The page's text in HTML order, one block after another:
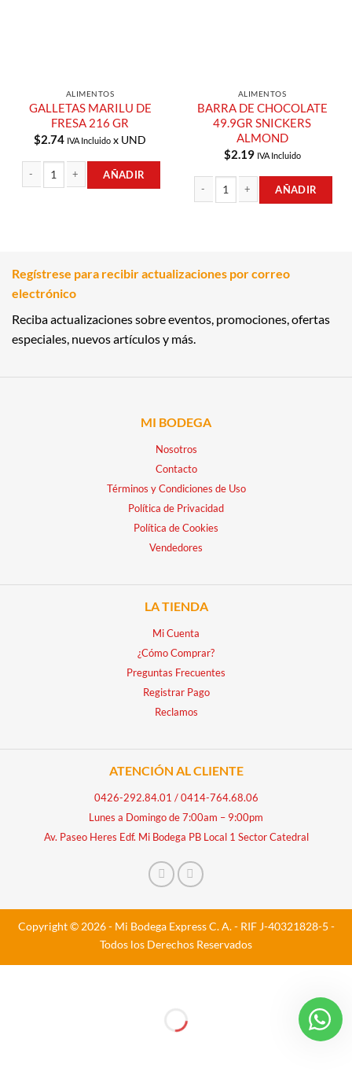
ALIMENTOS
GALLETAS MARILU DE
FRESA 216 GR
$2.74 IVA Incluido x UND
AÑADIR
ALIMENTOS
BARRA DE CHOCOLATE
49.9GR SNICKERS
ALMOND
$2.19 IVA Incluido
AÑADIR
Regístrese para recibir actualizaciones por correo
electrónico
Reciba actualizaciones sobre eventos, promociones, ofertas
especiales, nuevos artículos y más.
MI BODEGA
Nosotros
Contacto
Términos y Condiciones de Uso
Política de Privacidad
Política de Cookies
Vendedores
LA TIENDA
Mi Cuenta
¿Cómo Comprar?
Preguntas Frecuentes
Registrar Pago
Reclamos
ATENCIÓN AL CLIENTE
0426-292.84.01 /0414-764.68.06
Lunes a Domingo de 7:00am – 9:00pm
Av. Paseo Heres Edf. Mi Bodega PB Local 1 Sector Catedral
Copyright © 2026 - Mi Bodega Express C. A. - RIF J-40321828-5 -
Todos los Derechos Reservados